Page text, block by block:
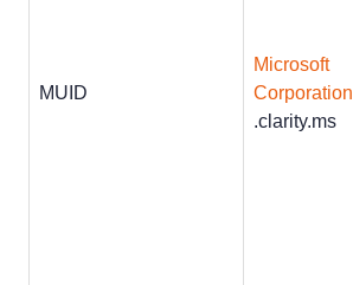
MUID
Microsoft
Corporation
.clarity.ms